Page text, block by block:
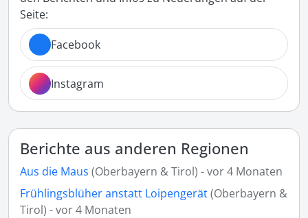
Seite:
Facebook
Instagram
Berichte aus anderen Regionen
Aus die Maus (Oberbayern & Tirol) - vor 4 Monaten
Frühlingsblüher anstatt Loipengerät(Oberbayern &
Tirol) - vor 4 Monaten